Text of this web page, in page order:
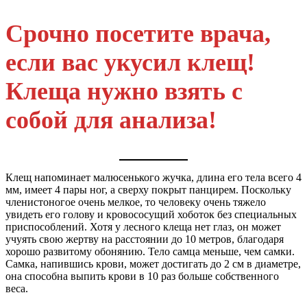
Срочно посетите врача,
если вас укусил клещ!
Клеща нужно взять с
собой для анализа!
Клещ напоминает малюсенького жучка, длина его тела всего 4
мм, имеет 4 пары ног, а сверху покрыт панцирем. Поскольку
членистоногое очень мелкое, то человеку очень тяжело
увидеть его голову и кровососущий хоботок без специальных
приспособлений. Хотя у лесного клеща нет глаз, он может
учуять свою жертву на расстоянии до 10 метров, благодаря
хорошо развитому обонянию. Тело самца меньше, чем самки.
Самка, напившись крови, может достигать до 2 см в диаметре,
она способна выпить крови в 10 раз больше собственного
веса.